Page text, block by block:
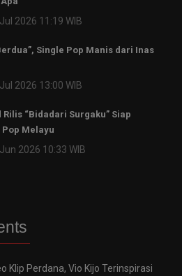
2026 11:19 WIB
Single Pop Manis dari Inas
2026 13:00 WIB
Rilis “Bidadari Surgaku” Siap
Pop Melayu
2026 10:33 WIB
Klip Perdana, Vio Kijo Terinspirasi